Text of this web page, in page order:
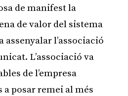
de manifest la
de valor del sistema
assenyalar l’associació
L’associació va
de l’empresa
posar remei al més